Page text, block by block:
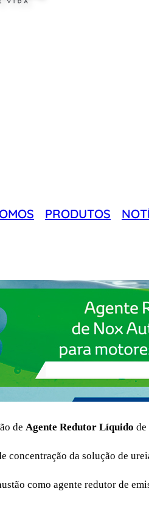
PRODUTOS
de Agente Redutor Líquido
concentração da solução de
como agente redutor de